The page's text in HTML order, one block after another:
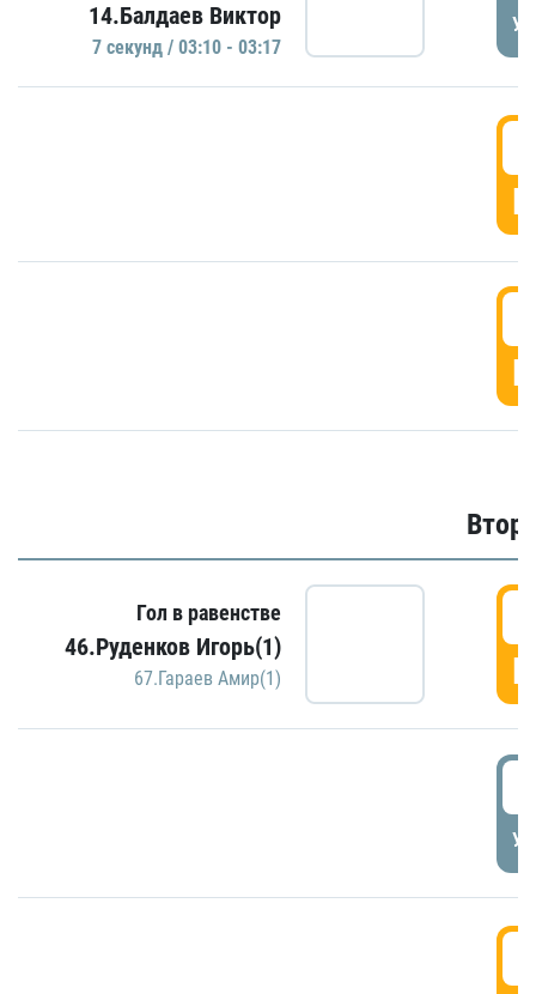
14.Балдаев Виктор
7 секунд / 03:10 - 03:17
Гол в равенстве
46.Руденков Игорь(1)
67.Гараев Амир(1)